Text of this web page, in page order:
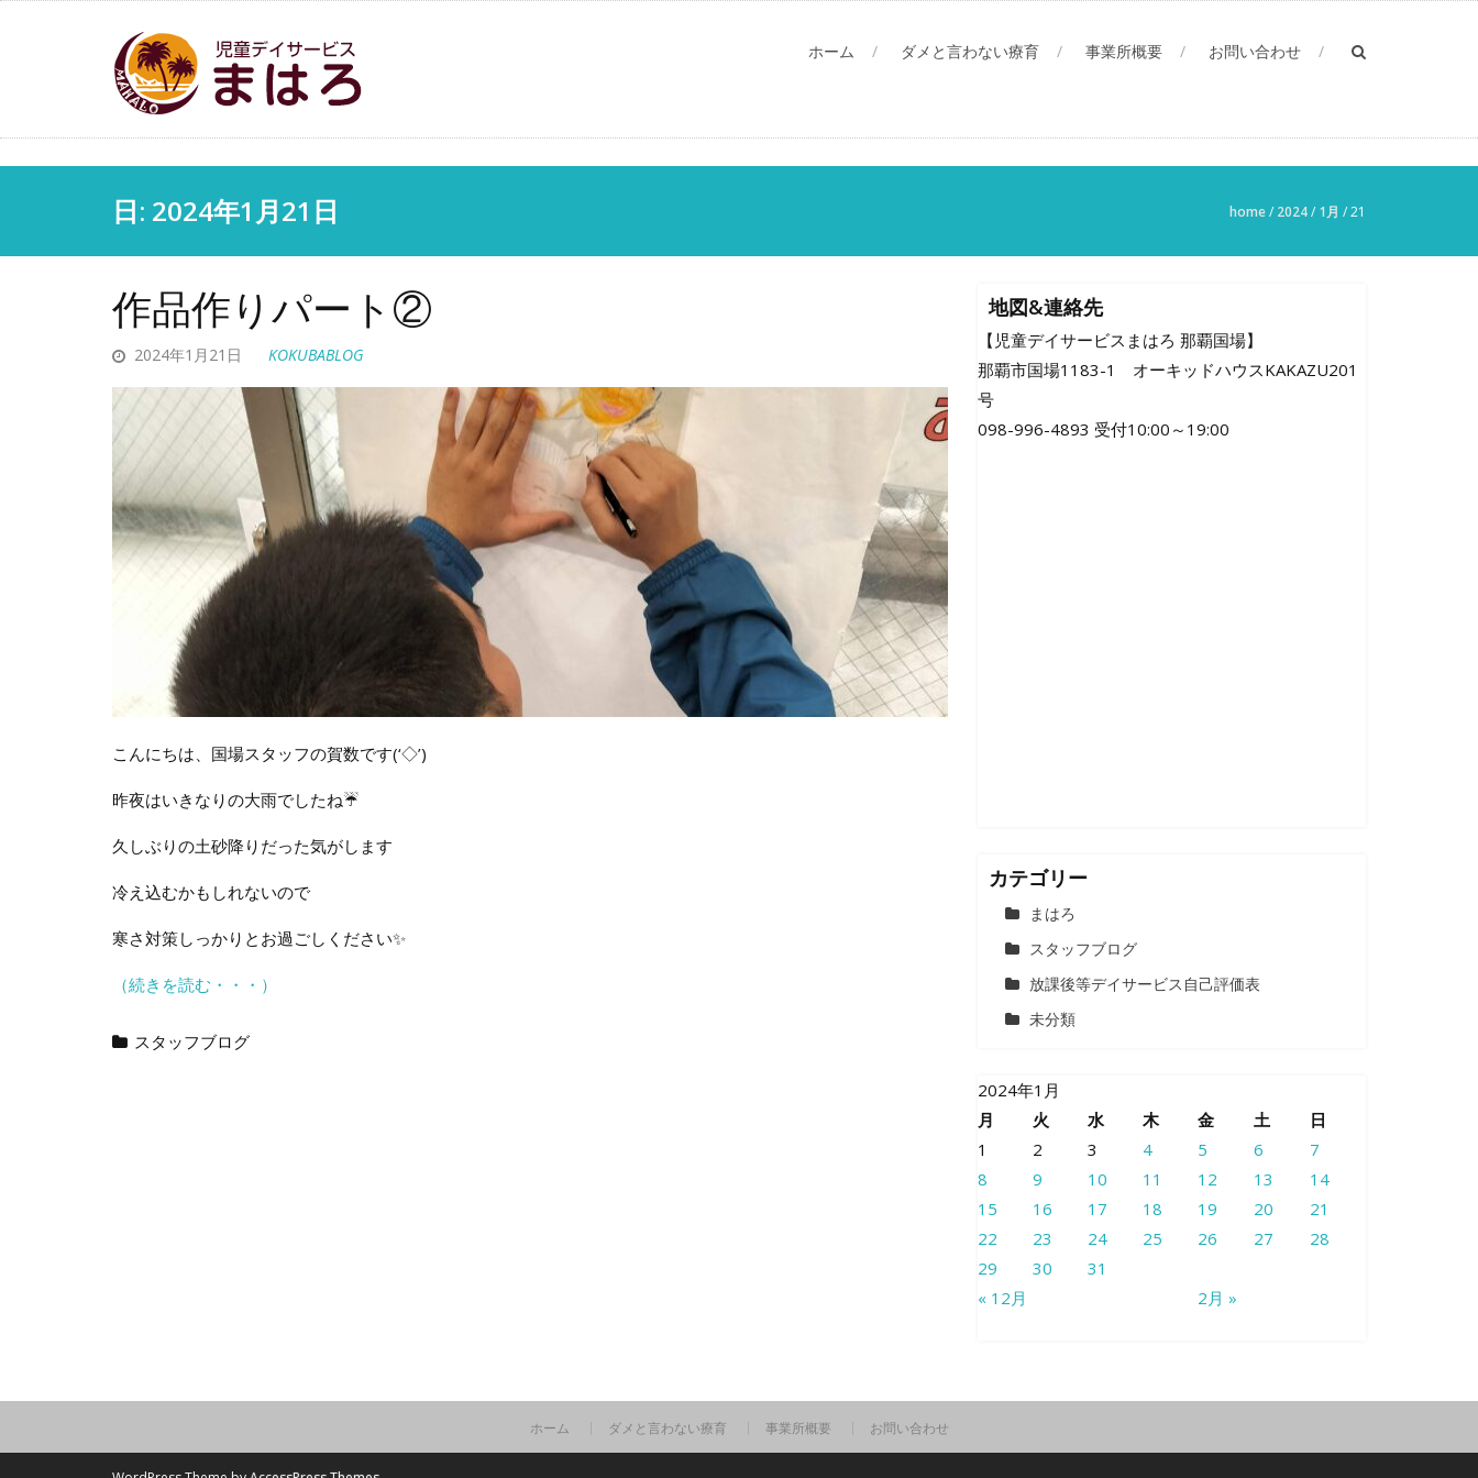
ホーム ダメと言わない療育 事業所概要 お問い合わせ
日: 2024年1月21日 home/ 2024/ 1月 /21
作品作りパート②
2024年1月21日 KOKUBABLOG
こんにちは、国場スタッフの賀数です(‘◇’)ゞ
昨夜はいきなりの大雨でしたね☔
久しぶりの土砂降りだった気がします
冷え込むかもしれないので
寒さ対策しっかりとお過ごしください✨
（続きを読む・・・）
スタッフブログ
地図&連絡先
【児童デイサービスまはろ 那覇国場】
那覇市国場1183-1 オーキッドハウスKAKAZU201
号
098-996-4893 受付10:00～19:00
カテゴリー
まはろ
スタッフブログ
放課後等デイサービス自己評価表
未分類
2024年1月
月
火 水 木 金 土 日
« 12月 2月 »
1 2 3 4 5 6
7
8
9 10 11 12 13
14
15
16 17 18 19 20
21
22
23 24 25 26 27
28
29
30 31
ホーム ダメと言わない療育 事業所概要 お問い合わせ